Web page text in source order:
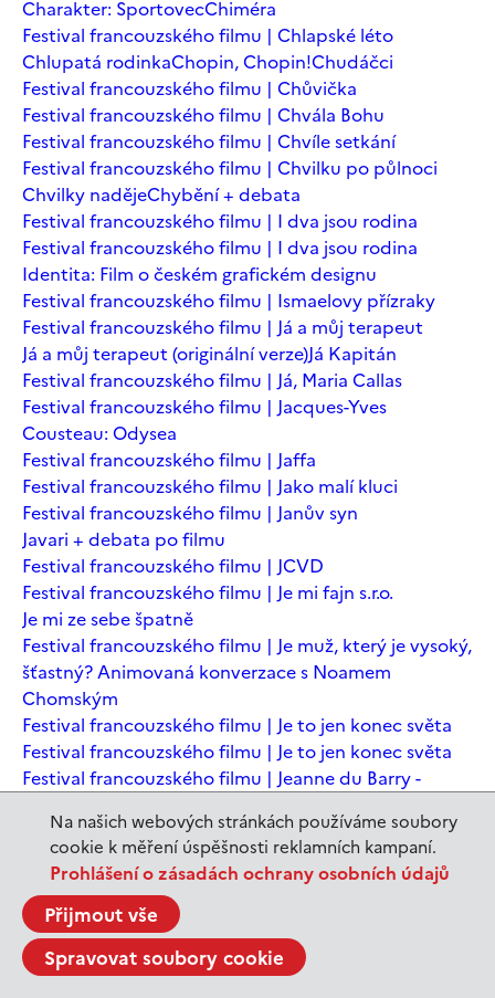
Na našich webových stránkách používáme soubory
cookie k měření úspěšnosti reklamních kampaní.
Prohlášení o zásadách ochrany osobních údajů
Přijmout vše
Spravovat soubory cookie
Charakter: SportovecChiméra
Festival francouzského filmu | Chlapské léto
Chlupatá rodinkaChopin, Chopin!Chudáčci
Festival francouzského filmu | Chůvička
Festival francouzského filmu | Chvála Bohu
Festival francouzského filmu | Chvíle setkání
Festival francouzského filmu | Chvilku po půlnoci
Chvilky nadějeChybění + debata
Festival francouzského filmu | I dva jsou rodina
Festival francouzského filmu | I dva jsou rodina
Identita: Film o českém grafickém designu
Festival francouzského filmu | Ismaelovy přízraky
Festival francouzského filmu | Já a můj terapeut
Já a můj terapeut (originální verze)Já Kapitán
Festival francouzského filmu | Já, Maria Callas
Festival francouzského filmu | Jacques-Yves
Cousteau: Odysea
Festival francouzského filmu | Jaffa
Festival francouzského filmu | Jako malí kluci
Festival francouzského filmu | Janův syn
Javari + debata po filmu
Festival francouzského filmu | JCVD
Festival francouzského filmu | Je mi fajn s.r.o.
Je mi ze sebe špatně
Festival francouzského filmu | Je muž, který je vysoký,
šťastný? Animovaná konverzace s Noamem
Chomským
Festival francouzského filmu | Je to jen konec světa
Festival francouzského filmu | Je to jen konec světa
Festival francouzského filmu | Jeanne du Barry -
Jeanne du Barry – Králova milenka
JEDEN SVĚT | Alláh není povinen
JEDEN SVĚT | Až mě zabásnou
JEDEN SVĚT | Carmela a ti, co prochází
JEDEN SVĚT | Dítě prachu
JEDEN SVĚT | Drobná nehoda